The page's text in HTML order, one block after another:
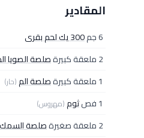
المقادير
6 جم
300 يك لحم بقرى
2 ملعقة كبيرة
صلصة الصويا
1 ملعقة كبيرة
صلصة الم(حار)
1 فص ثوم(مهروس)
2 ملعقة صغيرة
صلصة السمك